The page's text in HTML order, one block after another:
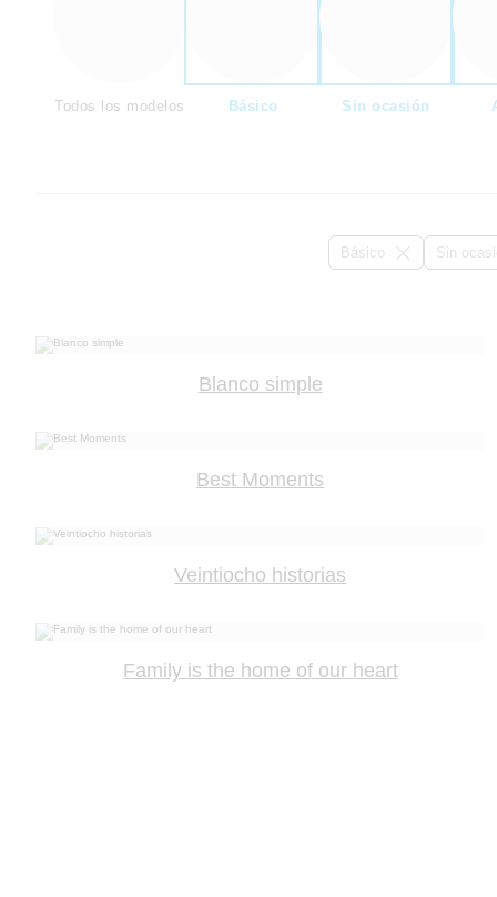
Todos los modelos Básico Sin ocasión
Básico Sin
Blanco simple
Best Moments
Veintiocho historias
Family is the home of our heart